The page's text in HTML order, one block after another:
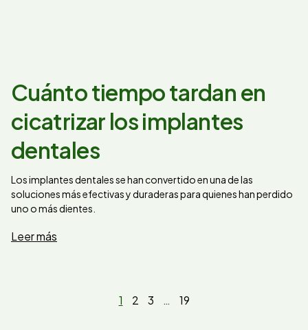
Cuánto tiempo tardan en
cicatrizar los implantes
dentales
Los implantes dentales se han convertido en una de las
soluciones más efectivas y duraderas para quienes han perdido
uno o más dientes.
Leer más
1 2 3 … 19